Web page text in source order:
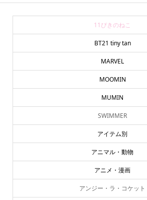
11ぴきのねこ
BT21 tiny tan
MARVEL
MOOMIN
MUMIN
SWIMMER
アイテム別
アニマル・動物
アニメ・漫画
アンジー・ラ・コケット